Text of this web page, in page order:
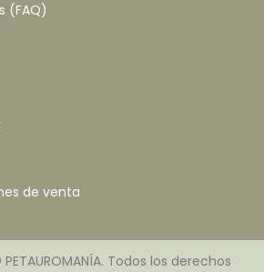
(FAQ)
de venta
Todos los derechos